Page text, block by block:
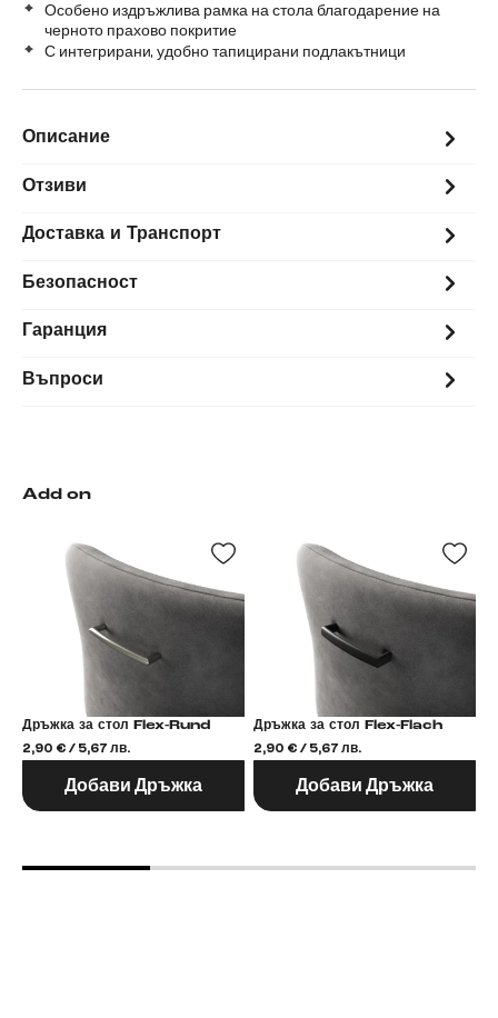
Особено издръжлива рамка на стола благодарение на
черното прахово покритие
С интегрирани, удобно тапицирани подлакътници
Описание
Отзиви
Доставка и Транспорт
Безопасност
Гаранция
Въпроси
Add on
Дръжка за стол Flex-Rund
2,90 € / 5,67 лв.
Добави Дръжка
Дръжка за стол Flex-Flach
2,90 € / 5,67 лв.
Добави Дръжка